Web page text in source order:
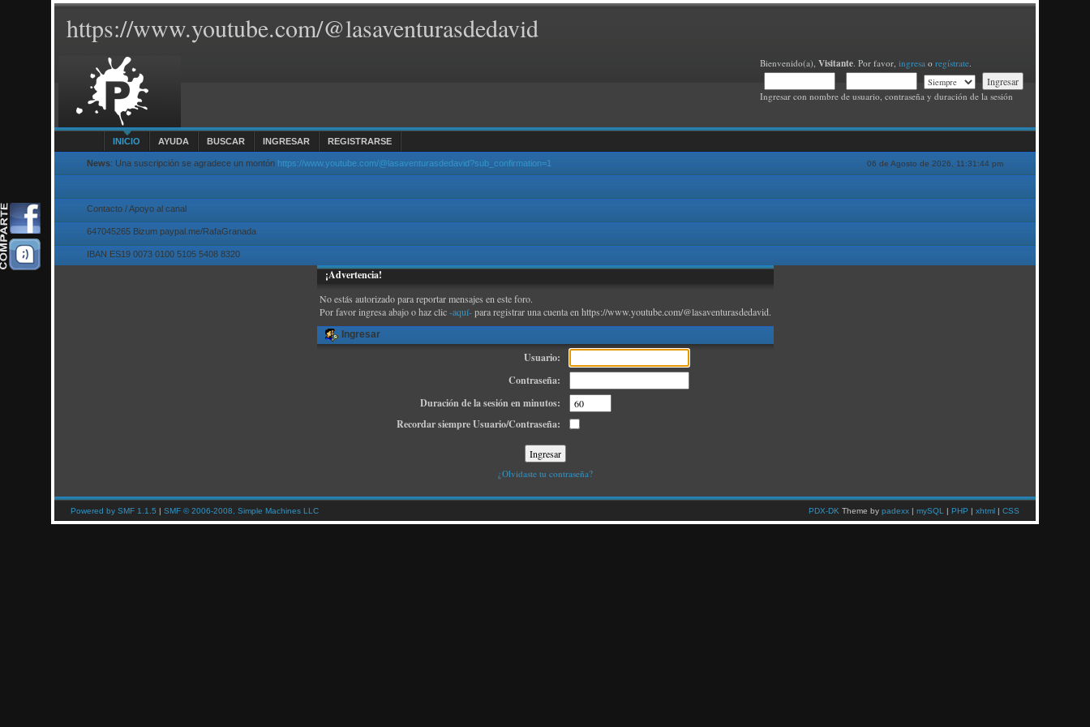
https://www.youtube.com/@lasaventurasdedavid
Bienvenido(a), Visitante. Por favor, ingresao regístrate.
Ingresar con nombre de usuario, contraseña y duración de la sesión
INICIO AYUDA BUSCAR INGRESAR REGISTRARSE
06 de Agosto de 2026, 11:31:44 pm
News: Una suscripción se agradece un montón https://www.youtube.com/@lasaventurasdedavid?sub_confirmation=1
Contacto / Apoyo al canal
647045265 Bizum paypal.me/RafaGranada
IBAN ES19 0073 0100 5105 5408 8320
¡Advertencia!
No estás autorizado para reportar mensajes en este foro.
Por favor ingresa abajo o haz clic-aquí-para registrar una cuenta en https://www.youtube.com/@lasaventurasdedavid.
Ingresar
Usuario:
Contraseña:
Duración de la sesión en minutos:
Recordar siempre Usuario/Contraseña:
¿Olvidaste tu contraseña?
Powered by SMF 1.1.5 |SMF © 2006-2008, Simple Machines LLC PDX-DK Theme by padexx| mySQL | PHP | xhtml| CSS